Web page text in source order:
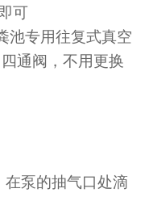
可
池专用往复式真空
通阀，不用更换
泵的抽气口处滴